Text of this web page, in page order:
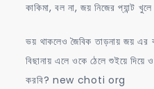
কাকিমা, বল না, জয় নিজের প্যান্ট খুলে
ভয় থাকলেও জৈবিক তাড়নায় জয় এর
বিছানায় এলে ওকে ঠেলে শুইয়ে দিয়ে
করবি? new choti org